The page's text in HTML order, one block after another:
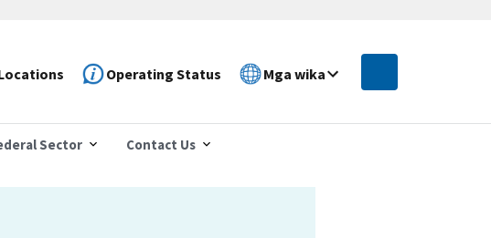
Operating Status Mga wika
Sector Contact Us